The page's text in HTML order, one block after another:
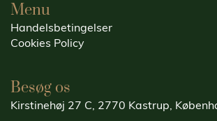
Menu
Handelsbetingelser
Cookies Policy
Besøg os
Kirstinehøj 27 C, 2770 Kastrup,